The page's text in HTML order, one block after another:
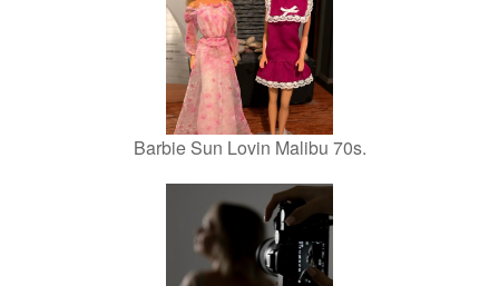
Barbie Sun Lovin Malibu 70s.